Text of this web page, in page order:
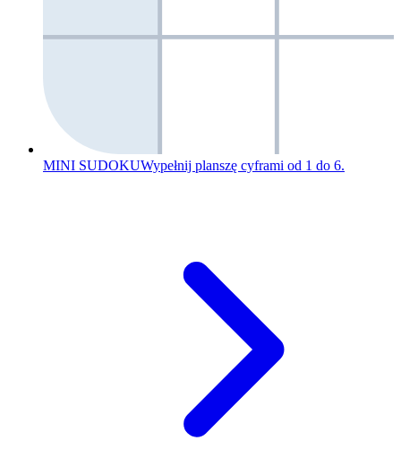
MINI SUDOKUWypełnij planszę cyframi od 1 do 6.